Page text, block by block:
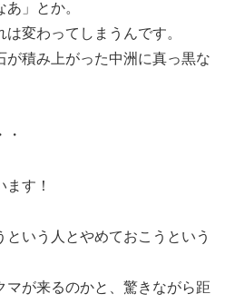
」とか。
変わってしまうんです。
が積み上がった中洲に真っ黒な
す！
いう人とやめておこうという
マが来るのかと、驚きながら距